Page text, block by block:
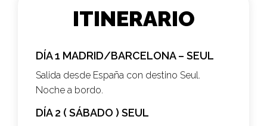
ITINERARIO
DÍA 1 MADRID/BARCELONA – SEUL
Salida desde España con destino Seul.
Noche a bordo.
DÍA 2 ( SÁBADO ) SEUL